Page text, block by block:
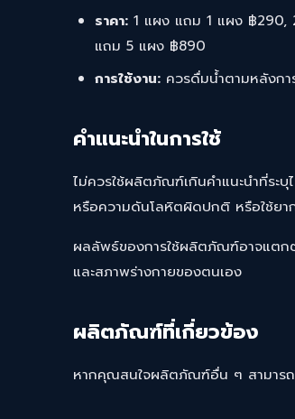
ราคา: 1 แผง แถม 1 แผง ฿
แถม 5 แผง ฿890
การใช้งาน: ควรดื่มน้ำตามหลังก
คำแนะนำในการใช้
ไม่ควรใช้ผลิตภัณฑ์เกินคำแนะนำที่ระ
หรือความดันโลหิตผิดปกติ หรือใช้ย
ผลลัพธ์ของการใช้ผลิตภัณฑ์อาจแตก
และสภาพร่างกายของตนเอง
ผลิตภัณฑ์ที่เกี่ยวข้อง
หากคุณสนใจผลิตภัณฑ์อื่น ๆ สามารถ